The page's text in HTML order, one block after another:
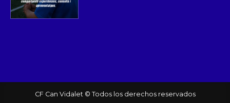
CF Can Vidalet © Todos los derechos reservados